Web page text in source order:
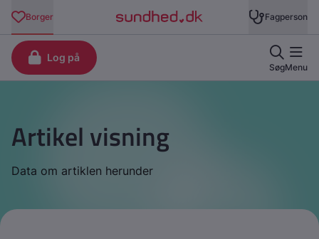
Artikel visning
Data om artiklen herunder